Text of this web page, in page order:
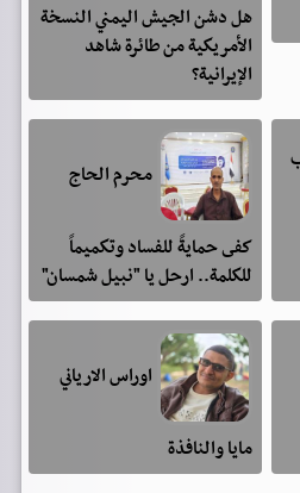
هل دشن الجيش اليمني النسخة
الأمريكية من طائرة شاهد
الإيرانية؟
محرم الحاج
كفى حمايةً للفساد وتكميماً
للكلمة.. ارحل يا "نبيل شمسان"
اوراس الارياني
مايا والنافذة